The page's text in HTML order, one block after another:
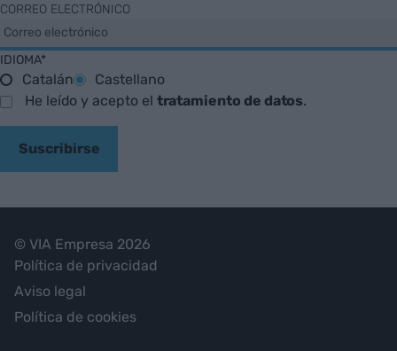
CORREO ELECTRÓNICO
IDIOMA*
Catalán
Castellano
He leído y acepto el tratamiento de datos.
Suscribirse
© VIA Empresa 2026
Política de privacidad
Aviso legal
Política de cookies